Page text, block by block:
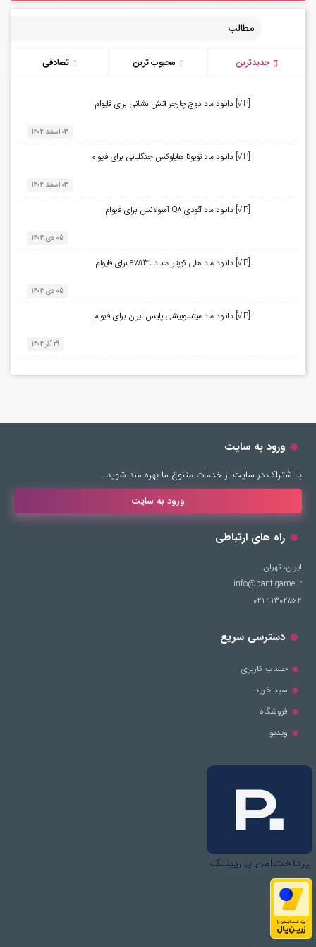
مطالب
جدیدترین محبوب ترین تصادفی
[VIP] دانلود ماد دوج چارجر آتش نشانی برای فایوام
03 اسفند 1404
[VIP] دانلود ماد تویوتا هایلوکس جنگلبانی برای فایوام
03 اسفند 1404
[VIP] دانلود ماد آئودی Q8 آمبولانس برای فایوام
05 دی 1404
[VIP] دانلود ماد هلی کوپتر امداد aw139 برای فایوام
05 دی 1404
[VIP] دانلود ماد میتسوبیشی پلیس ایران برای فایوام
29 آذر 1404
ورود به سایت
با اشتراک در سایت از خدمات متنوع ما بهره مند شوید …
ورود به سایت
راه های ارتباطی
ایران، تهران
info@pantigame.ir
021-91302562
دسترسی سریع
حساب کاربری
سبد خرید
فروشگاه
ویدیو